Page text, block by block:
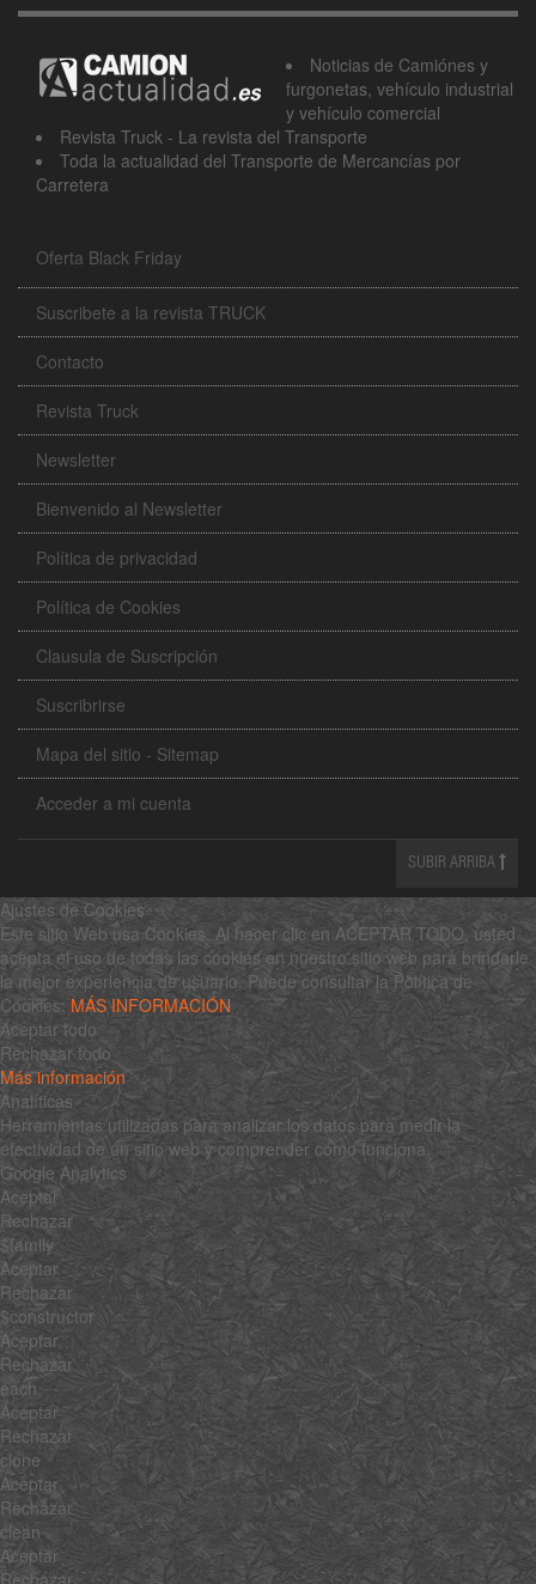
Noticias de Camiónes y
furgonetas, vehículo industrial
y vehículo comercial
Revista Truck - La revista del Transporte
Toda la actualidad del Transporte de Mercancías por
Carretera
Oferta Black Friday
Suscribete a la revista TRUCK
Contacto
Revista Truck
Newsletter
Bienvenido al Newsletter
Política de privacidad
Política de Cookies
Clausula de Suscripción
Suscribrirse
Mapa del sitio - Sitemap
Acceder a mi cuenta
SUBIR ARRIBA
Ajustes de Cookies
Este sitio Web usa Cookies. Al hacer clic en ACEPTAR TODO, usted
acepta el uso de todas las cookies en nuestro sitio web para brindarle
la mejor experiencia de usuario. Puede consultar la Política de
Cookies: MÁS INFORMACIÓN
Aceptar todo
Rechazar todo
Más información
Analíticas
Herramientas utilizadas para analizar los datos para medir la
efectividad de un sitio web y comprender cómo funciona.
Google Analytics
Aceptar
Rechazar
$family
Aceptar
Rechazar
$constructor
Aceptar
Rechazar
each
Aceptar
Rechazar
clone
Aceptar
Rechazar
clean
Aceptar
Rechazar